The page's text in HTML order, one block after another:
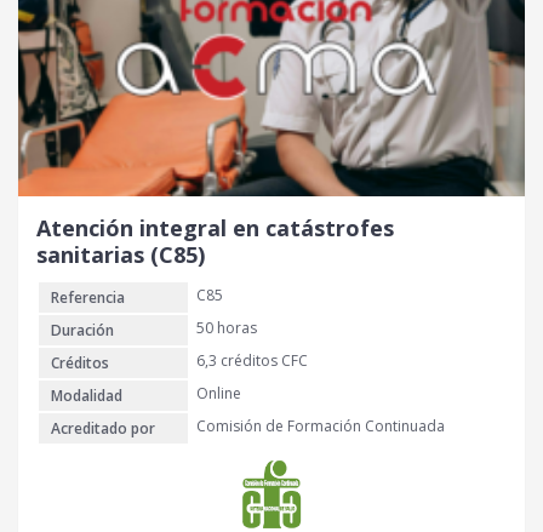
Atención integral en catástrofes
sanitarias (C85)
Referencia
C85
Duración
50 horas
Créditos
6,3 créditos CFC
Modalidad
Online
Acreditado por
Comisión de Formación Continuada